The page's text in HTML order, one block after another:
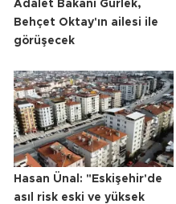
Adalet Bakanı Gürlek,
Behçet Oktay'ın ailesi ile
görüşecek
Hasan Ünal: "Eskişehir'de
asıl risk eski ve yüksek